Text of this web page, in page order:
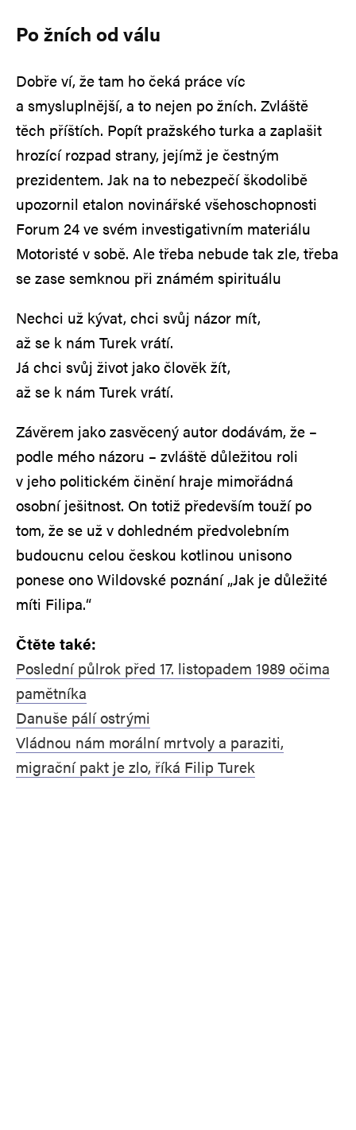
Po žních od válu
Dobře ví, že tam ho čeká práce víc
a smysluplnější, a to nejen po žních. Zvláště
těch příštích. Popít pražského turka a zaplašit
hrozící rozpad strany, jejímž je čestným
prezidentem. Jak na to nebezpečí škodolibě
upozornil etalon novinářské všehoschopnosti
Forum 24 ve svém investigativním materiálu
Motoristé v sobě. Ale třeba nebude tak zle, třeba
se zase semknou při známém spirituálu
Nechci už kývat, chci svůj názor mít,
až se k nám Turek vrátí.
Já chci svůj život jako člověk žít,
až se k nám Turek vrátí.
Závěrem jako zasvěcený autor dodávám, že –
podle mého názoru – zvláště důležitou roli
v jeho politickém činění hraje mimořádná
osobní ješitnost. On totiž především touží po
tom, že se už v dohledném předvolebním
budoucnu celou českou kotlinou unisono
ponese ono Wildovské poznání „Jak je důležité
míti Filipa.“
Čtěte také:
Poslední půlrok před 17. listopadem 1989 očima
pamětníka
Danuše pálí ostrými
Vládnou nám morální mrtvoly a paraziti,
migrační pakt je zlo, říká Filip Turek